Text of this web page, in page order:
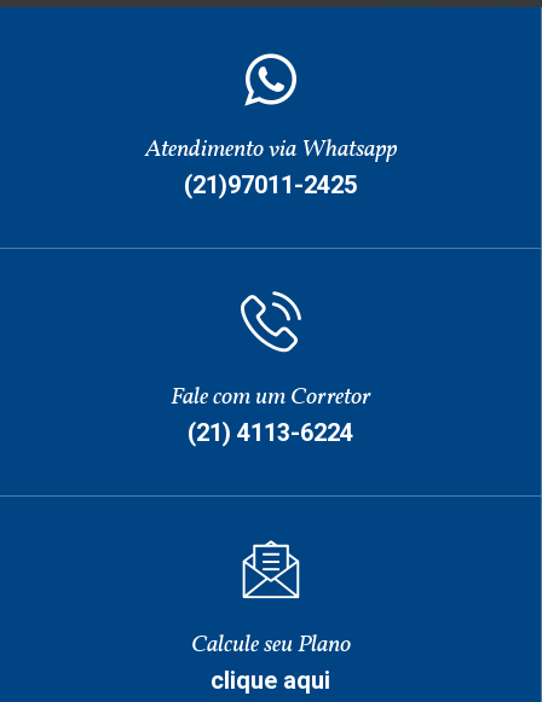
Atendimento via Whatsapp
(21)97011-2425
Fale com um Corretor
(21) 4113-6224
Calcule seu Plano
clique aqui